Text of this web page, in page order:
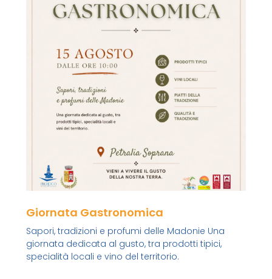
Giornata Gastronomica
Sapori, tradizioni e profumi delle Madonie Una
giornata dedicata al gusto, tra prodotti tipici,
specialità locali e vino del territorio.